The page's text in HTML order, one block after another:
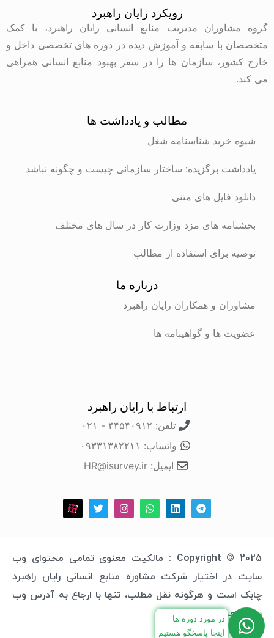
رویکرد رایان راهبرد
گروه مشاوران مدیریت منابع انسانی رایان راهبرد، با کمک
متخصصان با سابقه و آموزش دیده در دوره های تخصصی داخل و
خارج کشور، سازمان ها را در سفر بهبود منابع انسانی همراهی
می کند.
مطالب و یادداشت ها
شیوه خرید شناسنامه شغل
یادداشت برگزیده: ساختار سازمانی چیست و چگونه نباشد
دانلود فایل های متنی
بخشنامه های مزد وزارت کار در سال های مختلف
توصیه برای استفاده از مطالب
درباره ما
مشاوران و همکاران رایان راهبرد
عضویت ها و گواهینامه ها
ارتباط با رایان راهبرد
تلفن: ۴۴۵۴۰۹۱۲ - ۰۲۱
واتساپ: ۰۹۳۳۱۳۸۲۲۱۱
ایمیل: HR@isurvey.ir
Copyright © 2025 : مالکیت معنوی تمامی محتوای وب
سایت در اختیار شرکت مشاوره منابع انسانی رایان راهبرد
چابک است و هرگونه نقل مطلب، تنها با ارجاع به آدرس وب
سایت مجاز خواهد بود.
در مورد دوره ها
اینجا پاسخگو هستیم